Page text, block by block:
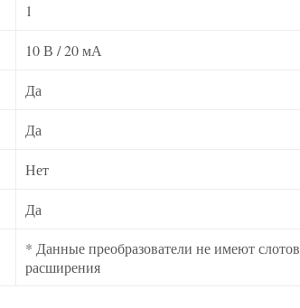
1
10 В / 20 мА
Да
Да
Нет
Да
* Данные преобразователи не имеют слотов
расширения